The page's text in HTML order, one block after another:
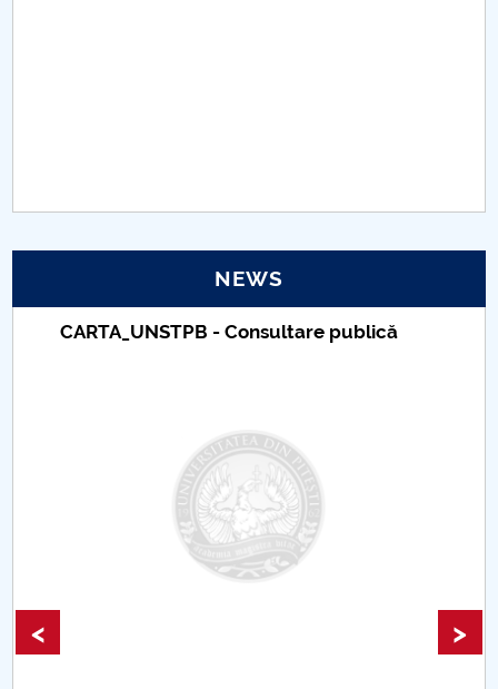
Proiect SU-ETIC
UPIT for the community
IOSUD/CSUD – PhD studies
Comisie de etica unversitară
Evenimente CUP
NEWS
CARTA_UNSTPB - Consultare publică
< >